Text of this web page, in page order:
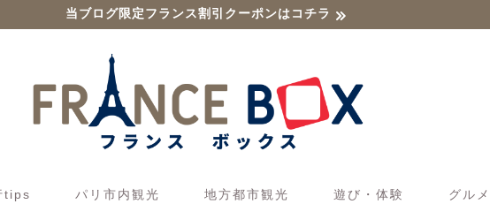
当ブログ限定フランス割引クーポンはコチラ
tips パリ市内観光 地方都市観光 遊び・体験 グルメ